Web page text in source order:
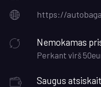
https://
Nemokamas
Perkant virš
Saugus